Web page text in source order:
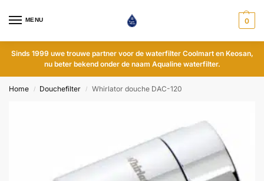
MENU 0
Sinds 1999 uwe trouwe partner voor de waterfilter Coolmart en Keosan,
nu beter bekend onder de naam Aqualine waterfilter.
Home / Douchefilter / Whirlator douche DAC-120